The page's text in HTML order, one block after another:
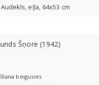
eļļa, 64x53 cm
Šņore (1942)
beigusies